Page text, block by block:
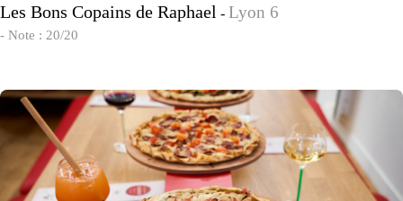
Les Bons Copains de Raphael - Lyon 6
- Note : 20/20